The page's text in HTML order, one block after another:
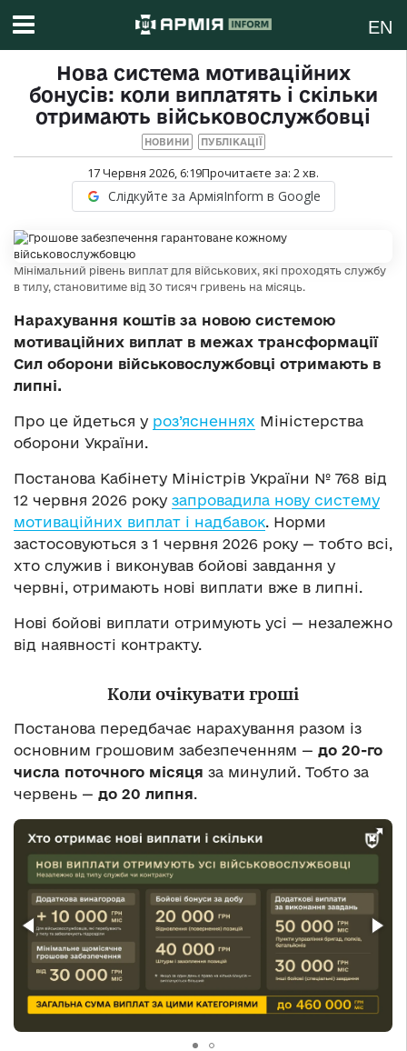
EN
Нова система мотиваційних
бонусів: коли виплатять і скільки
отримають військовослужбовці
НОВИНИ ПУБЛІКАЦІЇ
17 Червня 2026, 6:19Прочитаєте за: 2хв.
Слідкуйте за АрміяInform в Google
Мінімальний рівень виплат для військових, які проходять службу
в тилу, становитиме від 30 тисяч гривень на місяць.
Нарахування коштів за новою системою
мотиваційних виплат в межах трансформації
Сил оборони військовослужбовці отримають в
липні.
Про це йдеться у роз’ясненнях Міністерства
оборони України.
Постанова Кабінету Міністрів України № 768 від
12 червня 2026 року запровадила нову систему
мотиваційних виплат і надбавок. Норми
застосовуються з 1 червня 2026 року — тобто всі,
хто служив і виконував бойові завдання у
червні, отримають нові виплати вже в липні.
Нові бойові виплати отримують усі — незалежно
від наявності контракту.
Коли очікувати гроші
Постанова передбачає нарахування разом із
основним грошовим забезпеченням — до 20-го
числа поточного місяця за минулий. Тобто за
червень — до 20 липня.